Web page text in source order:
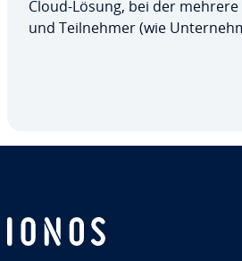
Cloud-Lösung, bei der
und Teil­neh­mer (wie